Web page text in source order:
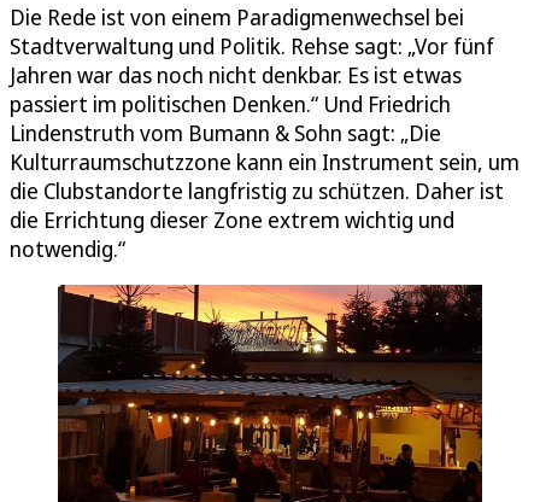
Die Rede ist von einem Paradigmenwechsel bei
Stadtverwaltung und Politik. Rehse sagt: „Vor fünf
Jahren war das noch nicht denkbar. Es ist etwas
passiert im politischen Denken.“ Und Friedrich
Lindenstruth vom Bumann & Sohn sagt: „Die
Kulturraumschutzzone kann ein Instrument sein, um
die Clubstandorte langfristig zu schützen. Daher ist
die Errichtung dieser Zone extrem wichtig und
notwendig.“